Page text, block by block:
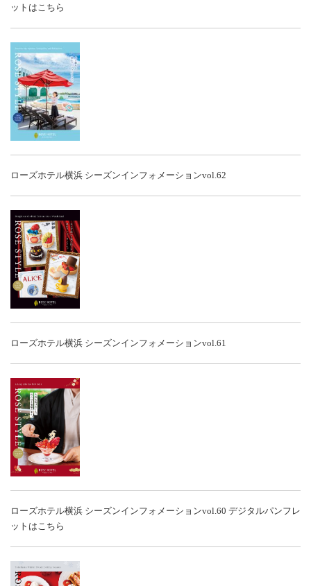
ットはこちら
ローズホテル横浜 シーズンインフォメーションvol.62
ローズホテル横浜 シーズンインフォメーションvol.61
ローズホテル横浜 シーズンインフォメーションvol.60 デジタルパンフレ
ットはこちら